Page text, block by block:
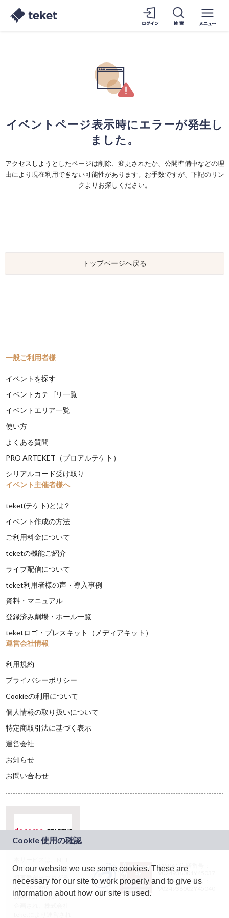
イベントページ表示時にエラーが発生し
ました。
アクセスしようとしたページは削除、変更されたか、公開準備中などの理
由により現在利用できない可能性があります。お手数ですが、下記のリン
クよりお探しください。
トップページへ戻る
一般ご利用者様
イベントを探す
イベントカテゴリ一覧
イベントエリア一覧
使い方
よくある質問
PRO ARTEKET（プロアルテケト）
シリアルコード受け取り
イベント主催者様へ
teket(テケト)とは？
イベント作成の方法
ご利用料金について
teketの機能ご紹介
ライブ配信について
teket利用者様の声・導入事例
資料・マニュアル
登録済み劇場・ホール一覧
teketロゴ・プレスキット（メディアキット）
運営会社情報
利用規約
プライバシーポリシー
Cookieの利用について
個人情報の取り扱いについて
特定商取引法に基づく表示
運営会社
お知らせ
お問い合わせ
ドコモグループの新
規事業創出プログラ
ム「docomo
STARTUP」を通じて
JASRAC許諾番号：
9024936001Y45037
JASRAC許諾番号：
On our website we use some cookies. These are
necessary for our site to work properly and to give us
information about how our site is used.